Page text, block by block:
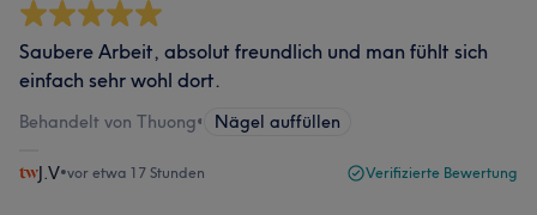
Saubere Arbeit, absolut freundlich und man fühlt sich
einfach sehr wohl dort.
Behandelt von Thuong• Nägel auffüllen
J.V•vor etwa 17 Stunden Verifizierte Bewertung